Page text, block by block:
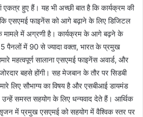
एकत्र हुए हैं। यह भी अच्छी बात है कि कार्यक्रम की
एसएमई फाइनेंस को आगे बढ़ाने के लिए डिजिटल
मामले में अग्रणी है। कार्यक्रम के आगे बढ़ने के
पैनलों में 90 से ज्यादा वक्ता, भारत के प्रमुख
महत्वपूर्ण सालाना एसएमई फाइनेंस अवार्ड, और
बहसे होंगी। सह मेजबान के तौर पर सिडबी
लिए सौभाग्य का विषय है और एसबीआई डायमंड
समस्त सहयोग के लिए धन्यवाद देते हैं। आर्थिक
सृजन में प्रमुख एसएमई को सहयोग में वैश्विक स्तर पर